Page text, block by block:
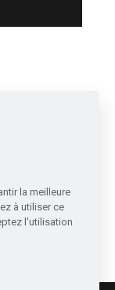
la meilleure
à utiliser ce
l'utilisation